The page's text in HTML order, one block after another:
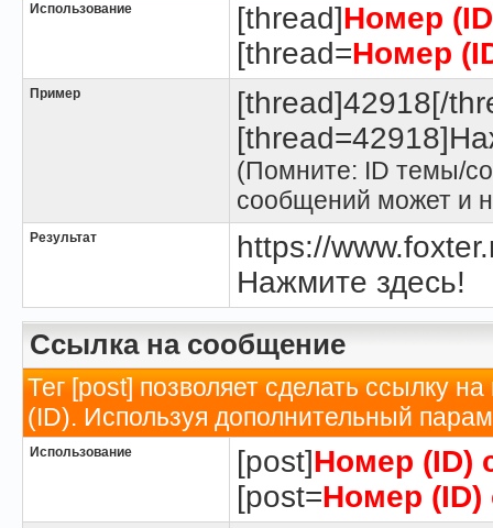
Использование [thread]Номер
[thread=Номер
Пример
[thread]42918[/
(Помните: ID темы/
сообщений может и
Результат
https://
Нажмите здесь!
Ссылка на сообщение
Тег [post] позволяет сделать ссылку
(ID). Используя дополнительный
Использование [post]Номер (ID)
[post=Номер